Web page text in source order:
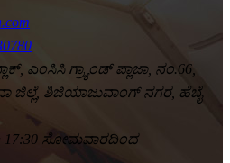
ಎಂಸಿಸಿ ಗ್ರ್ಯಾಂಡ್ ಪ್ಲಾಜಾ, ನಂ.66,
ಜಿಲ್ಲೆ, ಶಿಜಿಯಾಜುವಾಂಗ್ ನಗರ, ಹೆಬೈ
17:30 ಸೋಮವಾರದಿಂದ